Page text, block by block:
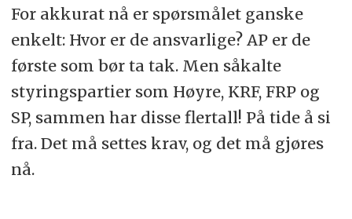
For akkurat nå er spørsmålet ganske
enkelt: Hvor er de ansvarlige? AP er de
første som bør ta tak. Men såkalte
styringspartier som Høyre, KRF, FRP og
SP, sammen har disse flertall! På tide å si
fra. Det må settes krav, og det må gjøres
nå.